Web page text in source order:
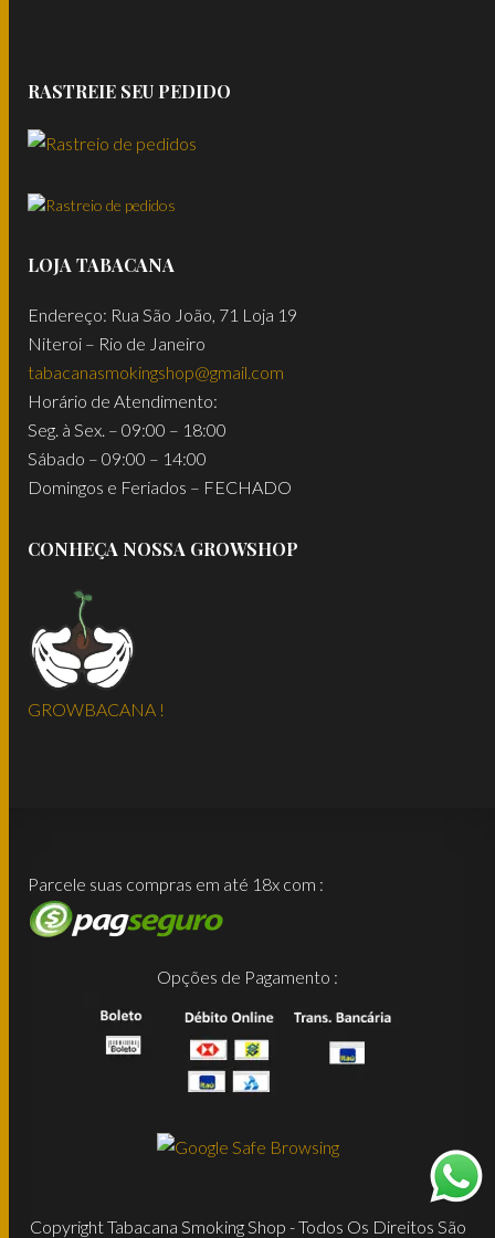
RASTREIE SEU PEDIDO
LOJA TABACANA
Endereço: Rua São João, 71 Loja 19
Niteroi – Rio de Janeiro
tabacanasmokingshop@gmail.com
Horário de Atendimento:
Seg. à Sex. – 09:00 – 18:00
Sábado – 09:00 – 14:00
Domingos e Feriados – FECHADO
CONHEÇA NOSSA GROWSHOP
GROWBACANA !
Parcele suas compras em até 18x com :
Opções de Pagamento :
Copyright Tabacana Smoking Shop - Todos Os Direitos São